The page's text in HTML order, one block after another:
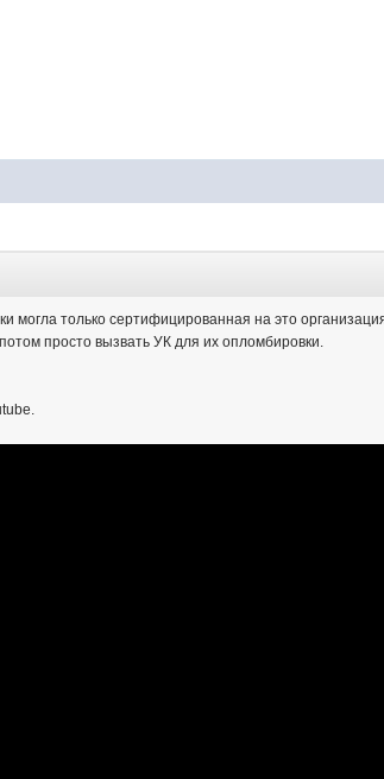
могла только сертифицированная на это
просто вызвать УК для их опломбировки.